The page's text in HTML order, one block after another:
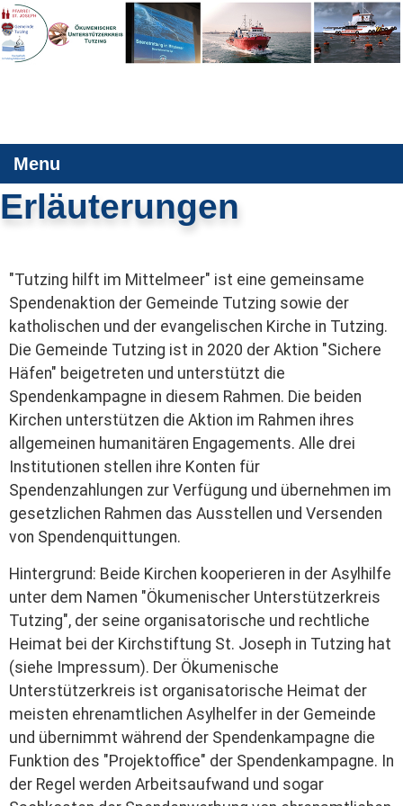
Menu
Erläuterungen
"Tutzing hilft im Mittelmeer" ist eine gemeinsame
Spendenaktion der Gemeinde Tutzing sowie der
katholischen und der evangelischen Kirche in Tutzing.
Die Gemeinde Tutzing ist in 2020 der Aktion "Sichere
Häfen" beigetreten und unterstützt die
Spendenkampagne in diesem Rahmen. Die beiden
Kirchen unterstützen die Aktion im Rahmen ihres
allgemeinen humanitären Engagements. Alle drei
Institutionen stellen ihre Konten für
Spendenzahlungen zur Verfügung und übernehmen im
gesetzlichen Rahmen das Ausstellen und Versenden
von Spendenquittungen.
Hintergrund: Beide Kirchen kooperieren in der Asylhilfe
unter dem Namen "Ökumenischer Unterstützerkreis
Tutzing", der seine organisatorische und rechtliche
Heimat bei der Kirchstiftung St. Joseph in Tutzing hat
(siehe Impressum). Der Ökumenische
Unterstützerkreis ist organisatorische Heimat der
meisten ehrenamtlichen Asylhelfer in der Gemeinde
und übernimmt während der Spendenkampagne die
Funktion des "Projektoffice" der Spendenkampagne. In
der Regel werden Arbeitsaufwand und sogar